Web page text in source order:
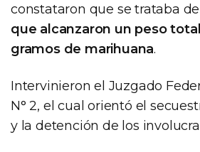
constataron que se trataba de
que alcanzaron un peso
gramos de marihuana.
Intervinieron el Juzgado
N° 2, el cual orientó el
y la detención de los